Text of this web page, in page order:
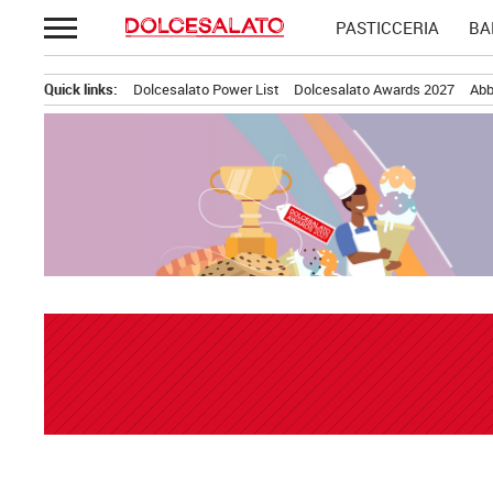
Passa
al
PASTICCERIA
Quick links: Dolcesalato Power List Dolcesalato Awards 2027